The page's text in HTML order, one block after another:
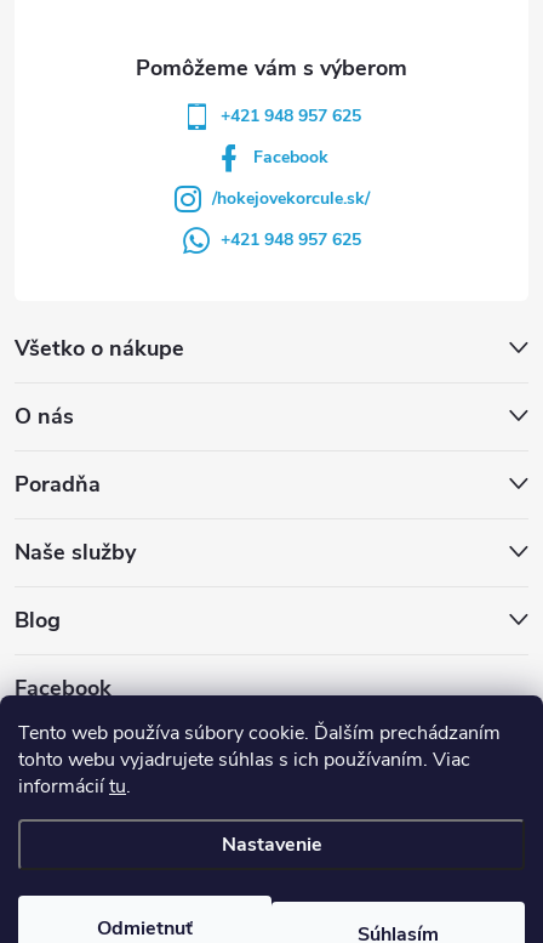
Tento web používa súbory cookie. Ďalším prechádzaním
tohto webu vyjadrujete súhlas s ich používaním. Viac
informáciítu.
Nastavenie
Odmietnuť Súhlasím
Všetko o nákupe
O nás
Poradňa
Naše služby
Blog
Facebook
+421 948 957 625
Facebook
/hokejovekorcule.sk/
+421 948 957 625
Hokejovekorcule.sk. Všetky práva vyhradené.